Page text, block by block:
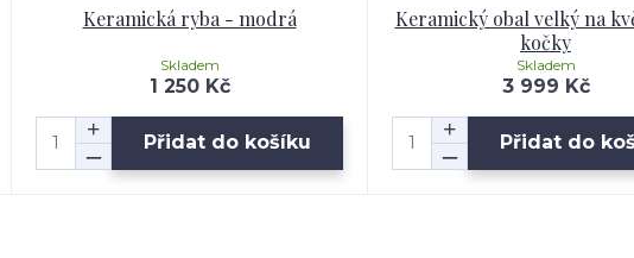
Keramická ryba - modrá
1 250 Kč
Skladem
Přidat do košíku
Keramický obal velký na
kočky
3 999 Kč
Skladem
Přidat do